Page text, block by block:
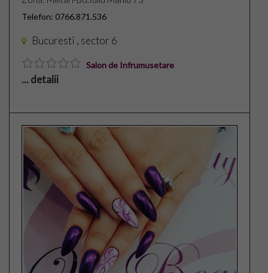
Coafuri
Manichiura
Make-Up
Frumusete
Spiritual
Telefon: 0766.871.536
Bucuresti , sector 6
Salon de Infrumusetare
... detalii